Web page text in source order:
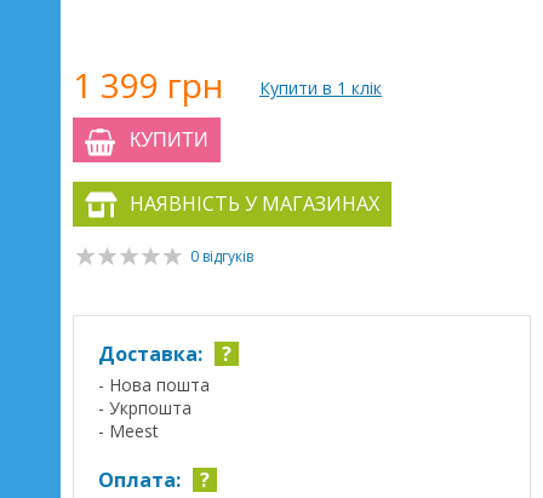
1 399 грн Купити в 1 клік
КУПИТИ
НАЯВНІСТЬ У МАГАЗИНАХ
0 відгуків
Доставка: ?
- Нова пошта
- Укрпошта
- Meest
Оплата: ?